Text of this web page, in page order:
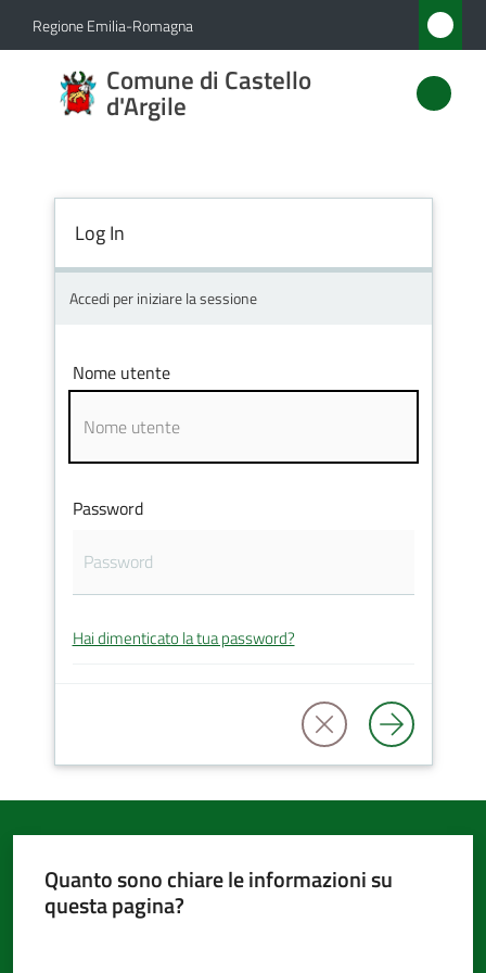
Vai al contenuto
Vai alla navigazione
Vai al footer
Regione Emilia-Romagna
Comune di Castello
d'Argile
Comune
di
Amministrazione
Servizi
Vivere
d'Argile
Amministrazione
argomenti...
Seguici
Log In
Accedi per iniziare la sessione
Nome utente
Password
Hai dimenticato la tua password?
Quanto sono chiare le informazioni su
questa pagina?